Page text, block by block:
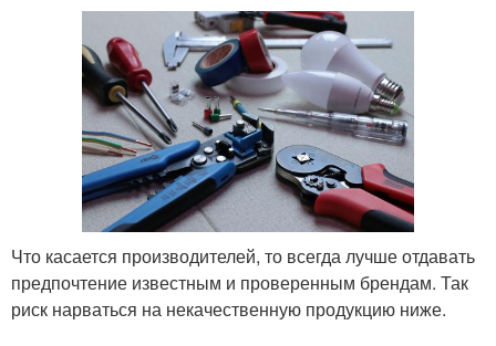
Что касается производителей, то всегда лучше отдавать
предпочтение известным и проверенным брендам. Так
риск нарваться на некачественную продукцию ниже.